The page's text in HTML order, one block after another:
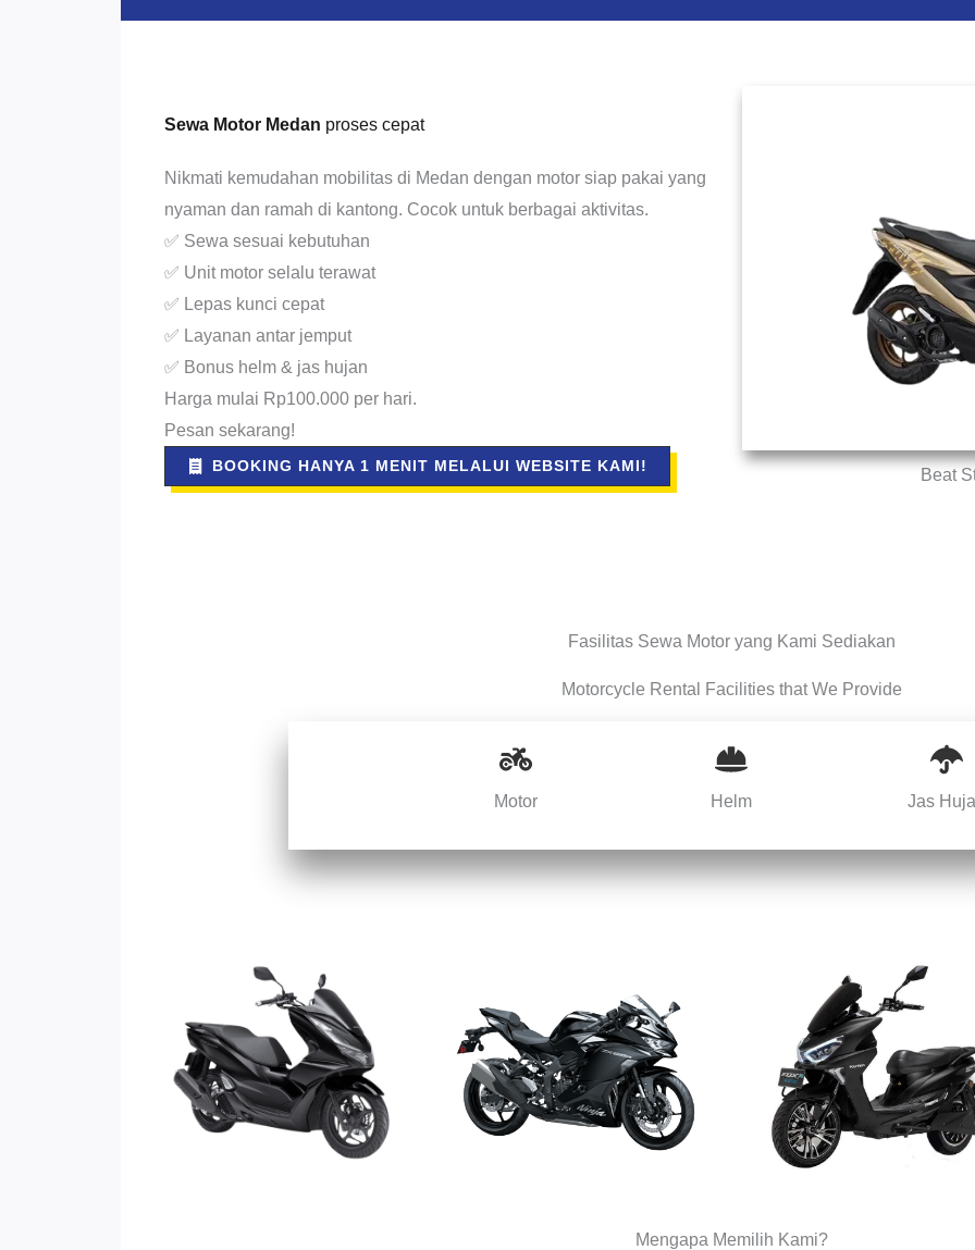
Sewa Motor Medan proses cepat
Nikmati kemudahan mobilitas di Medan dengan motor siap pakai yang
nyaman dan ramah di kantong. Cocok untuk berbagai aktivitas.
✅ Sewa sesuai kebutuhan
✅ Unit motor selalu terawat
✅ Lepas kunci cepat
✅ Layanan antar jemput
✅ Bonus helm & jas hujan
Harga mulai Rp100.000 per hari.
Pesan sekarang!
BOOKING HANYA 1 MENIT MELALUI WEBSITE KAMI! Beat
Fasilitas Sewa Motor yang Kami Sediakan
Motorcycle Rental Facilities that We Provide
Motor Helm Jas
Mengapa Memilih Kami?